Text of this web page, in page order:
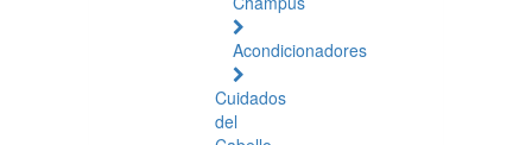
Acondicionadores
Cuidados
del